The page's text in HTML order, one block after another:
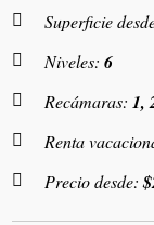
Superficie
Niveles:6
Recámaras: 1,
Renta
Precio desde: